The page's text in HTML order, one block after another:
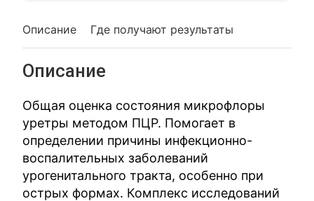
Описание Где получают результаты
Описание
Общая оценка состояния микрофлоры
уретры методом ПЦР. Помогает в
определении причины инфекционно-
воспалительных заболеваний
урогенитального тракта, особенно при
острых формах. Комплекс исследований